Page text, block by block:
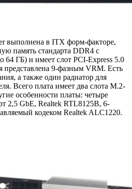
выполнена в ITX форм-факторе,
память стандарта DDR4 с
64 ГБ) и имеет слот PCI-Express 5.0
представлена 9-фазным VRM. Есть
а также один радиатор для
Всего плата имеет два слота M.2-
особенности платы: четыре
2,5 GbE, Realtek RTL8125B, 6-
кодеком Realtek ALC1220.